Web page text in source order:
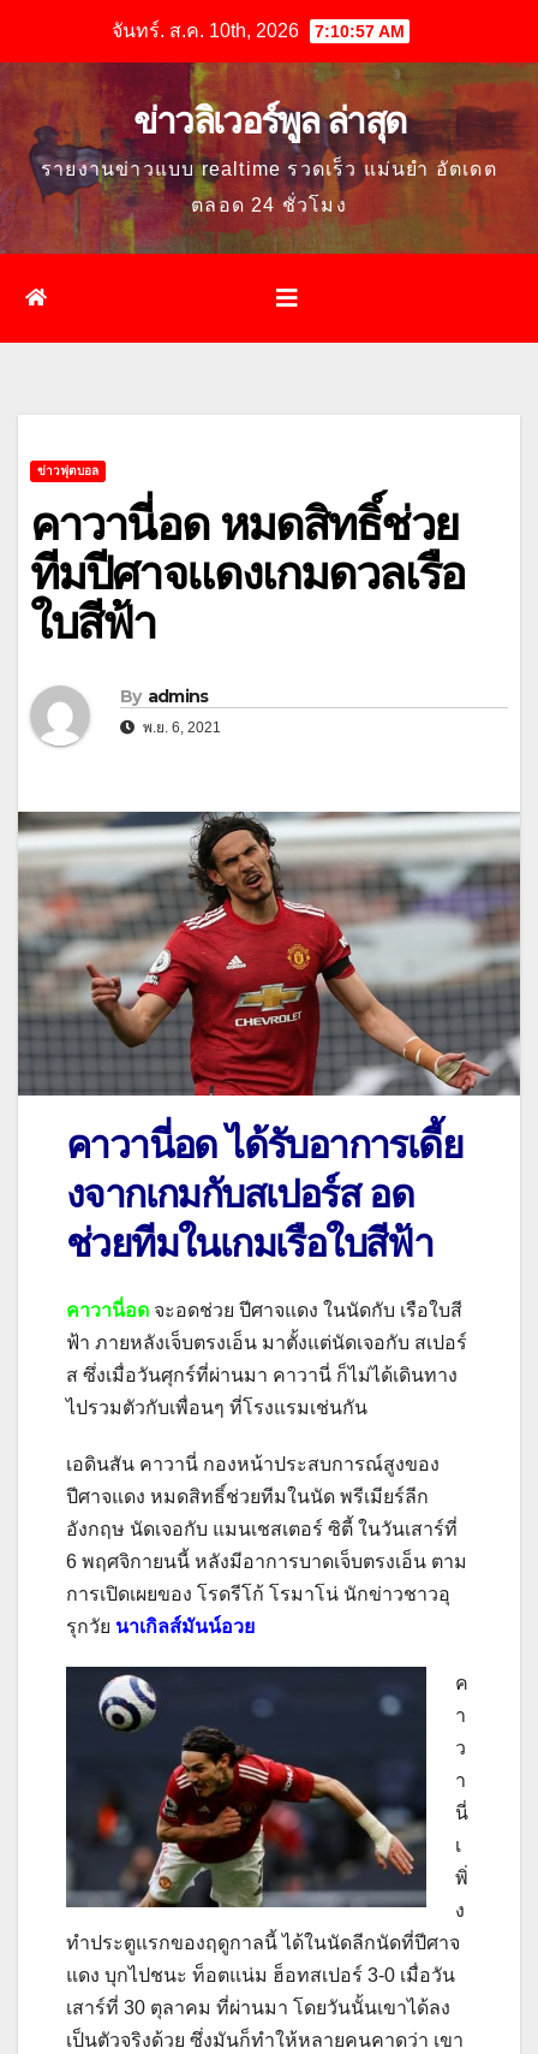
content
จันทร์. ส.ค. 10th, 2026 7:10:58 AM
ข่าวลิเวอร์พูล ล่าสุด
รายงานข่าวแบบ realtime รวดเร็ว แม่นยำ อัตเดต
ตลอด 24 ชั่วโมง
ข่าวฟุตบอล
คาวานี่อด หมดสิทธิ์ช่วย
ทีมปีศาจแดงเกมดวลเรือ
ใบสีฟ้า
By admins
พ.ย. 6, 2021
คาวานี่อด ได้รับอาการเดี้ย
งจากเกมกับสเปอร์ส อด
ช่วยทีมในเกมเรือใบสีฟ้า
คาวานี่อด จะอดช่วย ปีศาจแดง ในนัดกับ เรือใบสี
ฟ้า ภายหลังเจ็บตรงเอ็น มาตั้งแต่นัดเจอกับ สเปอร์
ส ซึ่งเมื่อวันศุกร์ที่ผ่านมา คาวานี่ ก็ไม่ได้เดินทาง
ไปรวมตัวกับเพื่อนๆ ที่โรงแรมเช่นกัน
เอดินสัน คาวานี่ กองหน้าประสบการณ์สูงของ
ปีศาจแดง หมดสิทธิ์ช่วยทีมในนัด พรีเมียร์ลีก
อังกฤษ นัดเจอกับ แมนเชสเตอร์ ซิตี้ ในวันเสาร์ที่
6 พฤศจิกายนนี้ หลังมีอาการบาดเจ็บตรงเอ็น ตาม
การเปิดเผยของ โรดรีโก้ โรมาโน่ นักข่าวชาวอุ
รุกวัย นาเกิลส์มันน์อวย
ค
า
ว
า
นี่
เ
พิ่
ง
ทำประตูแรกของฤดูกาลนี้ ได้ในนัดลีกนัดที่ปีศาจ
แดง บุกไปชนะ ท็อตแน่ม ฮ็อทสเปอร์ 3-0 เมื่อวัน
เสาร์ที่ 30 ตุลาคม ที่ผ่านมา โดยวันนั้นเขาได้ลง
เป็นตัวจริงด้วย ซึ่งมันก็ทำให้หลายคนคาดว่า เขา